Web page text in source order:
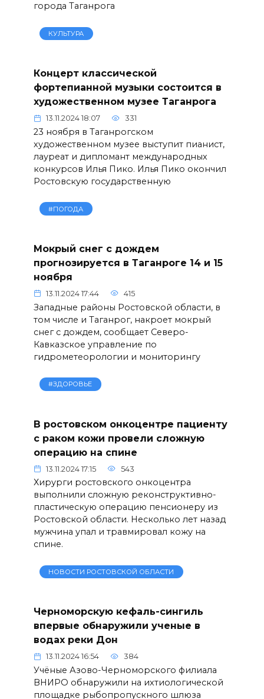
города Таганрога
КУЛЬТУРА
Концерт классической
фортепианной музыки состоится в
художественном музее Таганрога
13.11.2024 18:07 331
23 ноября в Таганрогском
художественном музее выступит пианист,
лауреат и дипломант международных
конкурсов Илья Пико. Илья Пико окончил
Ростовскую государственную
#ПОГОДА
Мокрый снег с дождем
прогнозируется в Таганроге 14 и 15
ноября
13.11.2024 17:44 415
Западные районы Ростовской области, в
том числе и Таганрог, накроет мокрый
снег с дождем, сообщает Северо-
Кавказское управление по
гидрометеорологии и мониторингу
#ЗДОРОВЬЕ
В ростовском онкоцентре пациенту
с раком кожи провели сложную
операцию на спине
13.11.2024 17:15 543
Хирурги ростовского онкоцентра
выполнили сложную реконструктивно-
пластическую операцию пенсионеру из
Ростовской области. Несколько лет назад
мужчина упал и травмировал кожу на
спине.
НОВОСТИ РОСТОВСКОЙ ОБЛАСТИ
Черноморскую кефаль-сингиль
впервые обнаружили ученые в
водах реки Дон
13.11.2024 16:54 384
Учёные Азово-Черноморского филиала
ВНИРО обнаружили на ихтиологической
площадке рыбопропускного шлюза